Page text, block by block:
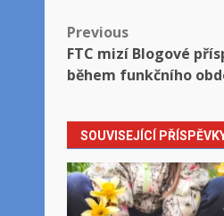
Post
navigation
Previous
FTC mizí Blogové
během funkčního
SOUVISEJÍCÍ